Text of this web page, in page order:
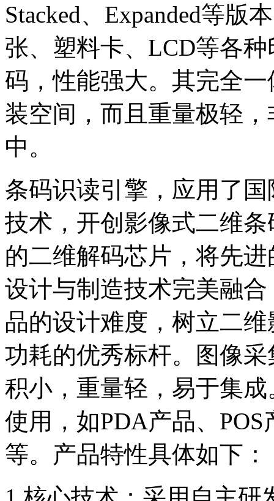
Stacked、Expanded等版
张、塑料卡、LCD等各
码，性能强大。其完全
装空间，而且重量极轻
中。
条码识读引擎，应用了
技术，开创影像式二维
的二维解码芯片，将先
设计与制造技术完美融
品的设计难度，树立二
功耗的优秀标杆。图像
积小，重量轻，易于集
使用，如PDA产品、
等。产品特性具体如下：